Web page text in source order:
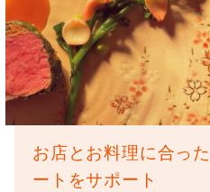
お店とお料理に合った
ートをサポート